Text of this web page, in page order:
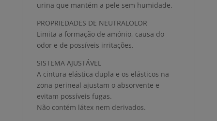
urina que mantém a pele sem humidade.
PROPRIEDADES DE NEUTRALOLOR
Limita a formação de amónio, causa do
odor e de possíveis irritações.
SISTEMA AJUSTÁVEL
A cintura elástica dupla e os elásticos na
zona perineal ajustam o absorvente e
evitam possíveis fugas.
Não contém látex nem derivados.